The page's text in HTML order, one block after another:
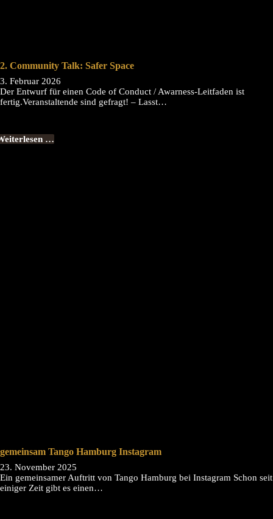
2. Community Talk: Safer Space
3. Februar 2026
Der Entwurf für einen Code of Conduct / Awarness-Leitfaden ist
fertig.Veranstaltende sind gefragt! – Lasst…
…
gemeinsam Tango Hamburg Instagram
23. November 2025
Ein gemeinsamer Auftritt von Tango Hamburg bei Instagram Schon seit
einiger Zeit gibt es einen…